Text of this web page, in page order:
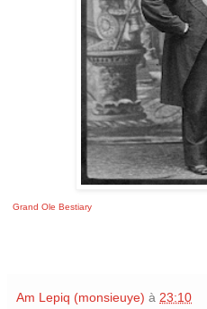
Grand Ole Bestiary
Am Lepiq (monsieuye) à 23:10